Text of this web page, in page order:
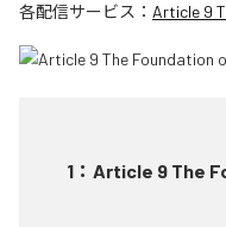
各配信サービス： Article 9
1 ： Article 9 The